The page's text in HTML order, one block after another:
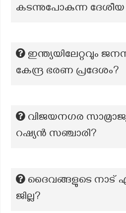
കടന്നുപോകുന്ന ദേശീയ
ഇന്ത്യയിലേറ്റവും
കേന്ദ്ര ഭരണ പ്രദേശം?
വിജയനഗര
റഷ്യൻ സഞ്ചാരി?
ദൈവങ്ങളുടെ നാട്
ജില്ല?